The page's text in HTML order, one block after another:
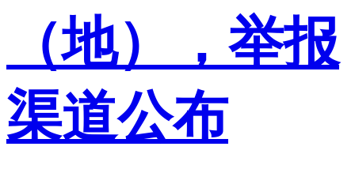
（地），举报
渠道公布